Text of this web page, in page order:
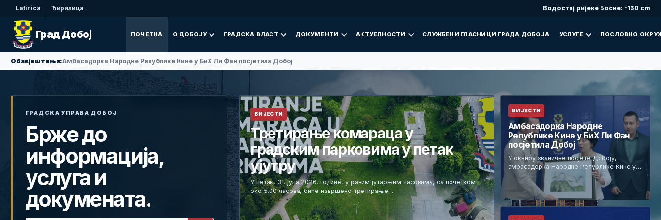
Latinica Ћирилица Водостај ријеке Босне: -160 cm
Град Добој ПОЧЕТНА О ДОБОЈУ ГРАДСКА ВЛАСТ ДОКУМЕНТИ АКТУЕЛНОСТИ СЛУЖБЕНИ ГЛАСНИЦИ ГРАДА ДОБОЈА УСЛУГЕ ПОСЛОВНО
Обавјештења:Амбасадорка Народне Републике Кине у БиХ Ли Фан посјетила Добој
ГРАДСКА УПРАВА ДОБОЈ
Брже до
информација,
услуга и
докумената.
ВИЈЕСТИ
Третирање комараца у
градским парковима у петак
ујутру
У петак, 31. јула 2026. године, у раним јутарњим часовима, са почетком
око 5.00 часова, биће извршено третирање…
ВИЈЕСТИ
Амбасадорка Народне
Републике Кине у БиХ Ли Фан
посјетила Добој
У оквиру званичне посјете Добоју,
амбасадорка Народне Републике Кине у…